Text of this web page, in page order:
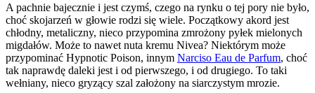
A pachnie bajecznie i jest czymś, czego na rynku o tej pory nie było,
choć skojarzeń w głowie rodzi się wiele. Początkowy akord jest
chłodny, metaliczny, nieco przypomina zmrożony pyłek mielonych
migdałów. Może to nawet nuta kremu Nivea? Niektórym może
przypominać Hypnotic Poison, innym Narciso Eau de Parfum, choć
tak naprawdę daleki jest i od pierwszego, i od drugiego. To taki
wełniany, nieco gryzący szal założony na siarczystym mrozie.